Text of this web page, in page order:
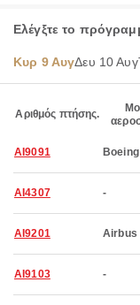
Ελέγξτε το
Κυρ 9 ΑυγΔευ 10 Αυγ
Αριθμός πτήσης.
AI9091
AI4307 -
AI9201 Airbus
AI9103 -